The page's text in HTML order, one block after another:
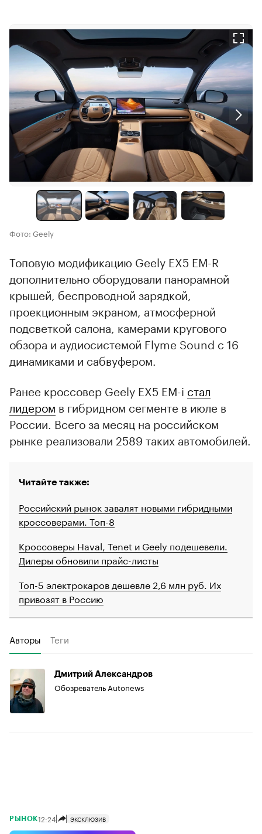
Фото: Geely
Топовую модификацию Geely EX5 EM-R
дополнительно оборудовали панорамной
крышей, беспроводной зарядкой,
проекционным экраном, атмосферной
подсветкой салона, камерами кругового
обзора и аудиосистемой Flyme Sound с 16
динамиками и сабвуфером.
Ранее кроссовер Geely EX5 EM-i стал
лидером в гибридном сегменте в июле в
России. Всего за месяц на российском
рынке реализовали 2589 таких автомобилей.
Читайте также:
Российский рынок завалят новыми гибридными
кроссоверами. Топ-8
Кроссоверы Haval, Tenet и Geely подешевели.
Дилеры обновили прайс-листы
Топ-5 электрокаров дешевле 2,6 млн руб. Их
привозят в Россию
Авторы Теги
Дмитрий Александров
Обозреватель Autonews
РЫНОК12:24 ЭКСКЛЮЗИВ